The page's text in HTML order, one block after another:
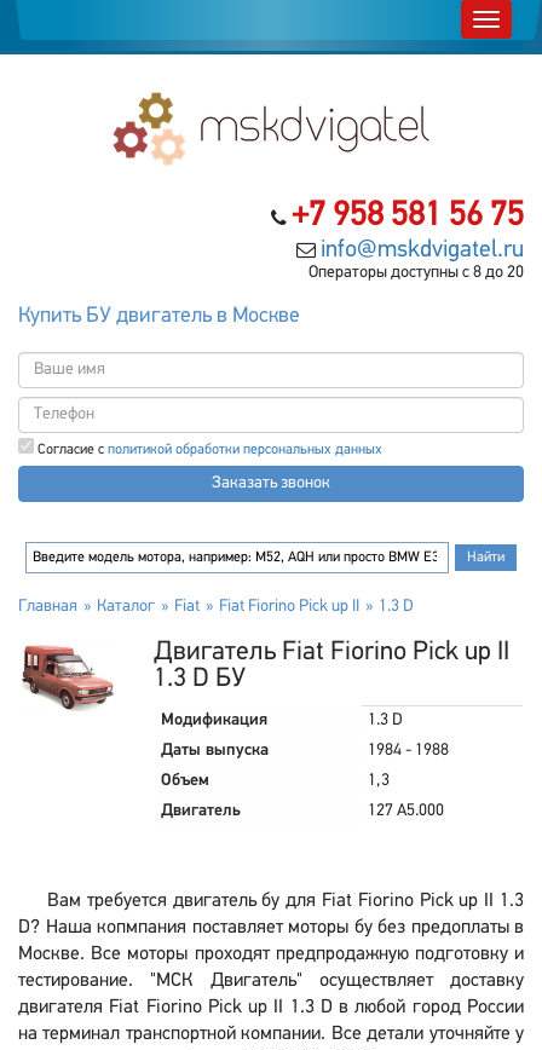
+7 958 581 56 75
info@mskdvigatel.ru
Операторы доступны с 8 до 20
Купить БУ двигатель в Москве
Согласие с политикой обработки персональных данных
Заказать звонок
Главная Каталог Fiat Fiat Fiorino Pick up II 1.3 D
Двигатель Fiat Fiorino Pick up II
1.3 D БУ
Модификация
1.3 D
Даты выпуска
1984 - 1988
Объем
1,3
Двигатель
127 A5.000
Вам требуется двигатель бу для Fiat Fiorino Pick up II 1.3
D? Наша копмпания поставляет моторы бу без предоплаты в
Москве. Все моторы проходят предпродажную подготовку и
тестирование. "МСК Двигатель" осуществляет доставку
двигателя Fiat Fiorino Pick up II 1.3 D в любой город России
на терминал транспортной компании. Все детали уточняйте у